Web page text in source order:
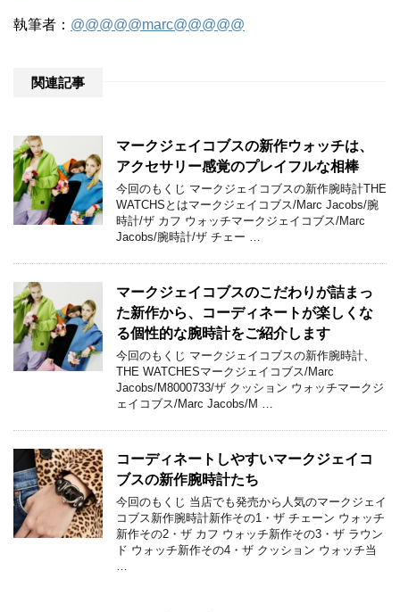
執筆者： @@@@@marc@@@@@
関連記事
マークジェイコブスの新作ウォッチは、
アクセサリー感覚のプレイフルな相棒
今回のもくじ マークジェイコブスの新作腕時計THE
WATCHSとはマークジェイコブス/Marc Jacobs/腕
時計/ザ カフ ウォッチマークジェイコブス/Marc
Jacobs/腕時計/ザ チェー …
マークジェイコブスのこだわりが詰まっ
た新作から、コーディネートが楽しくな
る個性的な腕時計をご紹介します
今回のもくじ マークジェイコブスの新作腕時計、
THE WATCHESマークジェイコブス/Marc
Jacobs/M8000733/ザ クッション ウォッチマークジ
ェイコブス/Marc Jacobs/M …
コーディネートしやすいマークジェイコ
ブスの新作腕時計たち
今回のもくじ 当店でも発売から人気のマークジェイ
コブス新作腕時計新作その1・ザ チェーン ウォッチ
新作その2・ザ カフ ウォッチ新作その3・ザ ラウン
ド ウォッチ新作その4・ザ クッション ウォッチ当